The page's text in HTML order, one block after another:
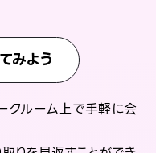
みよう
クルーム上で手軽に会